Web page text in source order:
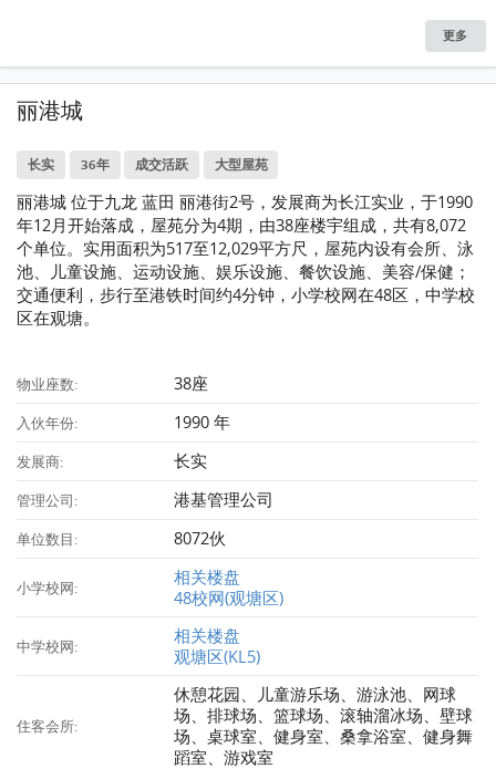
更多
丽港城
长实 36年 成交活跃 大型屋苑
丽港城 位于九龙 蓝田 丽港街2号，发展商为长江实业，于1990
年12月开始落成，屋苑分为4期，由38座楼宇组成，共有8,072
个单位。实用面积为517至12,029平方尺，屋苑内设有会所、泳
池、儿童设施、运动设施、娱乐设施、餐饮设施、美容/保健；
交通便利，步行至港铁时间约4分钟，小学校网在48区，中学校
区在观塘。
物业座数: 38座
入伙年份: 1990 年
发展商: 长实
管理公司: 港基管理公司
单位数目: 8072伙
小学校网:
相关楼盘
48校网(观塘区)
中学校网:
相关楼盘
观塘区(KL5)
住客会所:
休憩花园、儿童游乐场、游泳池、网球
场、排球场、篮球场、滚轴溜冰场、壁球
场、桌球室、健身室、桑拿浴室、健身舞
蹈室、游戏室